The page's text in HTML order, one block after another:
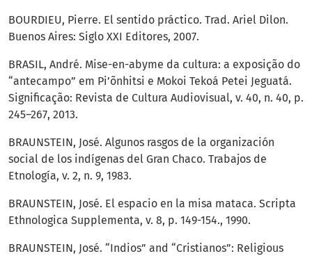
BOURDIEU, Pierre. El sentido práctico. Trad. Ariel Dilon.
Buenos Aires: Siglo XXI Editores, 2007.
BRASIL, André. Mise-en-abyme da cultura: a exposição do
“antecampo” em Pi’õnhitsi e Mokoi Tekoá Petei Jeguatá.
Significação: Revista de Cultura Audiovisual, v. 40, n. 40, p.
245–267, 2013.
BRAUNSTEIN, José. Algunos rasgos de la organización
social de los indígenas del Gran Chaco. Trabajos de
Etnología, v. 2, n. 9, 1983.
BRAUNSTEIN, José. El espacio en la misa mataca. Scripta
Ethnologica Supplementa, v. 8, p. 149-154., 1990.
BRAUNSTEIN, José. “Indios” and “Cristianos”: Religious